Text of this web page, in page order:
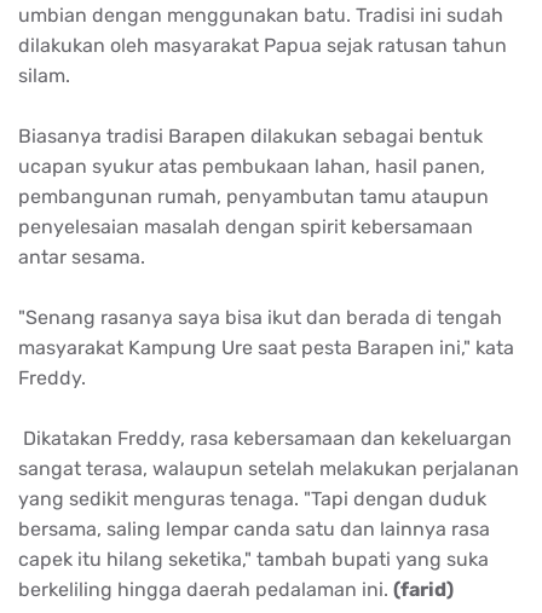
umbian dengan menggunakan batu. Tradisi ini sudah
dilakukan oleh masyarakat Papua sejak ratusan tahun
silam.
Biasanya tradisi Barapen dilakukan sebagai bentuk
ucapan syukur atas pembukaan lahan, hasil panen,
pembangunan rumah, penyambutan tamu ataupun
penyelesaian masalah dengan spirit kebersamaan
antar sesama.
"Senang rasanya saya bisa ikut dan berada di tengah
masyarakat Kampung Ure saat pesta Barapen ini," kata
Freddy.
Dikatakan Freddy, rasa kebersamaan dan kekeluargan
sangat terasa, walaupun setelah melakukan perjalanan
yang sedikit menguras tenaga. "Tapi dengan duduk
bersama, saling lempar canda satu dan lainnya rasa
capek itu hilang seketika," tambah bupati yang suka
berkeliling hingga daerah pedalaman ini. (farid)